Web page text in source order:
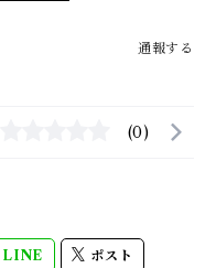
通報する
(0)
LINE ポスト